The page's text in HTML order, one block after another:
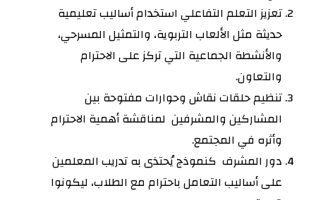
تعزيز التعلم التفاعلي استخدام أساليب تعليمية
حديثة مثل الألعاب التربوية، والتمثيل المسرحي،
والأنشطة الجماعية التي تركز على الاحترام
والتعاون.
تنظيم حلقات نقاش وحوارات مفتوحة بين
المشاركين والمشرفين لمناقشة أهمية الاحترام
وأثره في المجتمع.
دور المشرف كنموذج يُحتذى به تدريب المعلمين
على أساليب التعامل باحترام مع الطلاب، ليكونوا